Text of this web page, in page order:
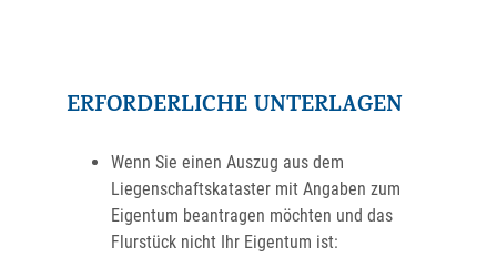
ERFORDERLICHE UNTERLAGEN
Wenn Sie einen Auszug aus dem
Liegenschaftskataster mit Angaben zum
Eigentum beantragen möchten und das
Flurstück nicht Ihr Eigentum ist: